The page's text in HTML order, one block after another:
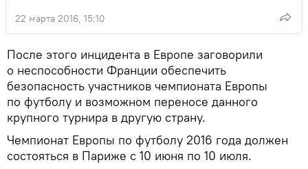
22 марта 2016, 15:10
После этого инцидента в Европе заговорили
о неспособности Франции обеспечить
безопасность участников чемпионата Европы
по футболу и возможном переносе данного
крупного турнира в другую страну.
Чемпионат Европы по футболу 2016 года должен
состояться в Париже с 10 июня по 10 июля.